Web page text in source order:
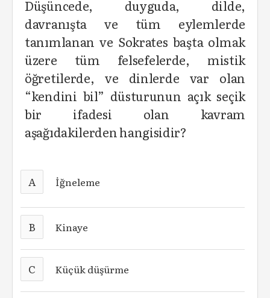
Düşüncede, duyguda, dilde,
davranışta ve tüm eylemlerde
tanımlanan ve Sokrates başta olmak
üzere tüm felsefelerde, mistik
öğretilerde, ve dinlerde var olan
“kendini bil” düsturunun açık seçik
bir ifadesi olan kavram
aşağıdakilerden hangisidir?
A İğneleme
B Kinaye
C Küçük düşürme